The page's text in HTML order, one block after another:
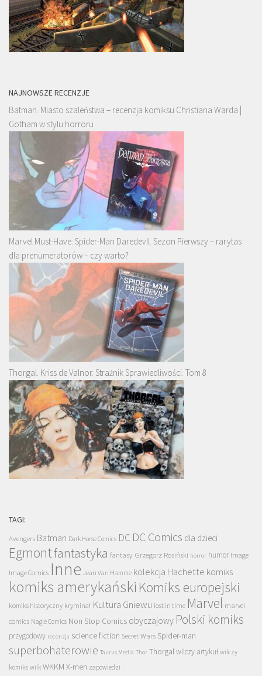
NAJNOWSZE RECENZJE
Batman. Miasto szaleństwa – recenzja komiksu Christiana Warda |
Gotham w stylu horroru
Marvel Must-Have: Spider-Man Daredevil. Sezon Pierwszy – rarytas
dla prenumeratorów – czy warto?
Thorgal. Kriss de Valnor. Strażnik Sprawiedliwości. Tom 8
TAGI:
Avengers Batman Dark Horse Comics DC DC Comics dla dzieci
Egmontfantastyka fantasy Grzegorz Rosiński horror humor Image
Image Comics Inne Jean Van Hamme kolekcja Hachette komiks
komiks amerykański Komiks europejski
komiks historyczny kryminał Kultura Gniewu lost in time Marvel marvel
comics Nagle Comics Non Stop Comics obyczajowy Polski komiks
przygodowy recenzja science fiction Secret Wars Spider-man
superbohaterowie Taurus Media Thor Thorgalwilczy artykuł wilczy
komiks wilk WKKM X-men zapowiedzi